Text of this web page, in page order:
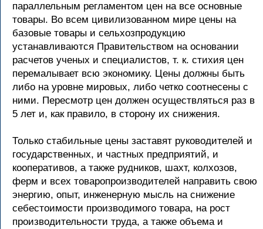
параллельным регламентом цен на все основные
товары. Во всем цивилизованном мире цены на
базовые товары и сельхозпродукцию
устанавливаются Правительством на основании
расчетов ученых и специалистов, т. к. стихия цен
перемалывает всю экономику. Цены должны быть
либо на уровне мировых, либо четко соотнесены с
ними. Пересмотр цен должен осуществляться раз в
5 лет и, как правило, в сторону их снижения.
Только стабильные цены заставят руководителей и
государственных, и частных предприятий, и
кооперативов, а также рудников, шахт, колхозов,
ферм и всех товаропроизводителей направить свою
энергию, опыт, инженерную мысль на снижение
себестоимости производимого товара, на рост
производительности труда, а также объема и